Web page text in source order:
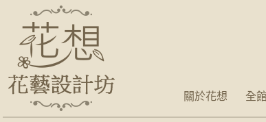
關於花想 全